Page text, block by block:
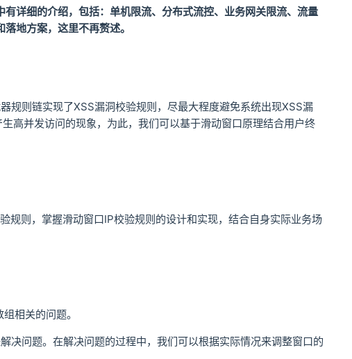
有详细的介绍，包括：单机限流、分布式流控、业务网关限流、流量
地方案，这里不再赘述。
规则链实现了XSS漏洞校验规则，尽最大程度避免系统出现XSS漏
高并发访问的现象，为此，我们可以基于滑动窗口原理结合用户终
规则，掌握滑动窗口IP校验规则的设计和实现，结合自身实际业务场
相关的问题。
决问题。在解决问题的过程中，我们可以根据实际情况来调整窗口的